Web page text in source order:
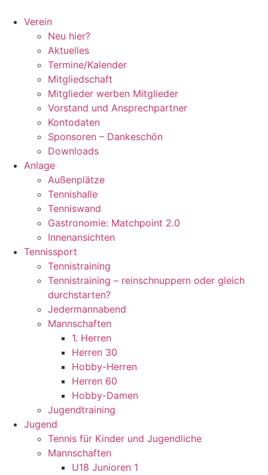
Inhalt
springen
Verein
Neu hier?
Aktuelles
Termine/Kalender
Mitgliedschaft
Mitglieder werben Mitglieder
Vorstand und Ansprechpartner
Kontodaten
Sponsoren – Dankeschön
Downloads
Anlage
Außenplätze
Tennishalle
Tenniswand
Gastronomie: Matchpoint 2.0
Innenansichten
Tennissport
Tennistraining
Tennistraining – reinschnuppern oder gleich
durchstarten?
Jedermannabend
Mannschaften
1. Herren
Herren 30
Hobby-Herren
Herren 60
Hobby-Damen
Jugendtraining
Jugend
Tennis für Kinder und Jugendliche
Mannschaften
U18 Junioren 1